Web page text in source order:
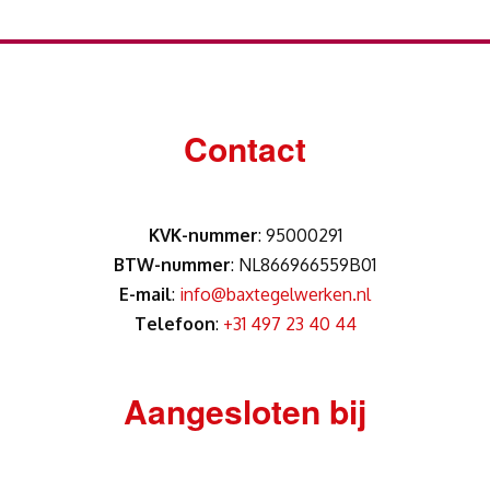
Contact
KVK-nummer: 95000291
BTW-nummer: NL866966559B01
E-mail: info@baxtegelwerken.nl
Telefoon: +31 497 23 40 44
Aangesloten bij